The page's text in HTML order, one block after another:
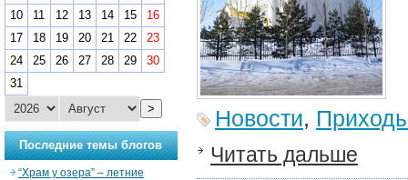
Новости,
Читать дальше
10
11 12 13 14 15
16
17
18 19 20 21 22
23
24
25 26 27 28 29
30
31
>
Последние темы блогов
“Храм у озера” – летние